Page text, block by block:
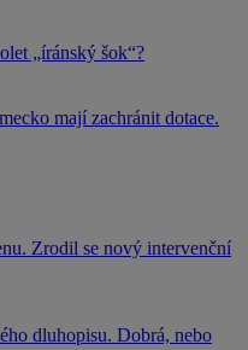
„íránský šok“?
mají zachránit dotace.
Zrodil se nový intervenční
dluhopisu. Dobrá, nebo